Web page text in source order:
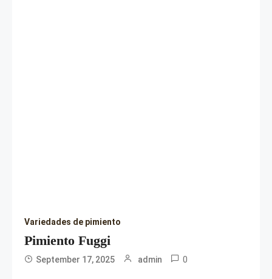
Variedades de pimiento
Pimiento Fuggi
September 17, 2025 admin 0